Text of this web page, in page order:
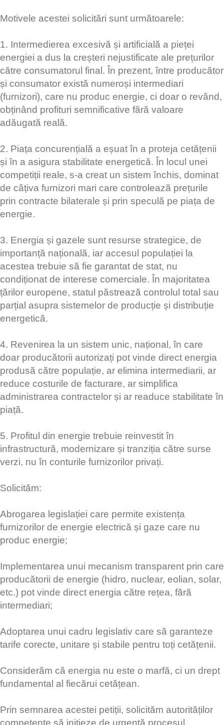
Motivele acestei solicitări sunt următoarele:
1. Intermedierea excesivă și artificială a pieței
energiei a dus la creșteri nejustificate ale prețurilor
către consumatorul final. În prezent, între producător
și consumator există numeroși intermediari
(furnizori), care nu produc energie, ci doar o revând,
obținând profituri semnificative fără valoare
adăugată reală.
2. Piața concurențială a eșuat în a proteja cetățenii
și în a asigura stabilitate energetică. În locul unei
competiții reale, s-a creat un sistem închis, dominat
de câțiva furnizori mari care controlează prețurile
prin contracte bilaterale și prin speculă pe piața de
energie.
3. Energia și gazele sunt resurse strategice, de
importanță națională, iar accesul populației la
acestea trebuie să fie garantat de stat, nu
condiționat de interese comerciale. În majoritatea
țărilor europene, statul păstrează controlul total sau
parțial asupra sistemelor de producție și distribuție
energetică.
4. Revenirea la un sistem unic, național, în care
doar producătorii autorizați pot vinde direct energia
produsă către populație, ar elimina intermediarii, ar
reduce costurile de facturare, ar simplifica
administrarea contractelor și ar readuce stabilitate în
piață.
5. Profitul din energie trebuie reinvestit în
infrastructură, modernizare și tranziția către surse
verzi, nu în conturile furnizorilor privați.
Solicităm:
Abrogarea legislației care permite existența
furnizorilor de energie electrică și gaze care nu
produc energie;
Implementarea unui mecanism transparent prin care
producătorii de energie (hidro, nuclear, eolian, solar,
etc.) pot vinde direct energia către rețea, fără
intermediari;
Adoptarea unui cadru legislativ care să garanteze
tarife corecte, unitare și stabile pentru toți cetățenii.
Considerăm că energia nu este o marfă, ci un drept
fundamental al fiecărui cetățean.
Prin semnarea acestei petiții, solicităm autorităților
competente să inițieze de urgență procesul